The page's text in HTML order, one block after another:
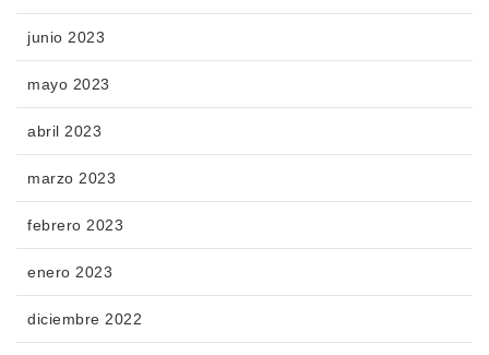
junio 2023
mayo 2023
abril 2023
marzo 2023
febrero 2023
enero 2023
diciembre 2022